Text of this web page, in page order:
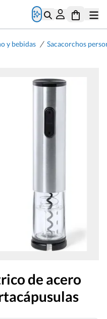
y bebidas / Sacacorchos
de acero